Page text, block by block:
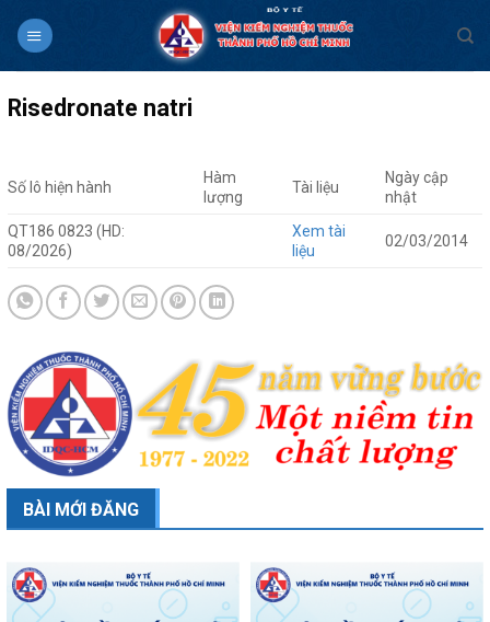
Risedronate natri
Số lô hiện hành
Hàm
lượng
Tài liệu
Ngày cập
nhật
QT186 0823 (HD:
08/2026)
Xem tài
liệu
02/03/2014
BÀI MỚI ĐĂNG